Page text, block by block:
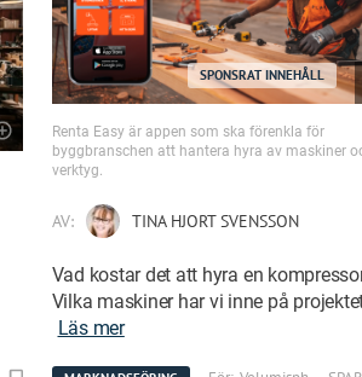
SPONSRAT INNEHÅLL
Renta Easy är appen som ska förenkla för
byggbranschen att hantera hyra av maskiner
verktyg.
AV: TINA HJORT SVENSSON
Vad kostar det att hyra en
Vilka maskiner har vi inne på
Läs mer